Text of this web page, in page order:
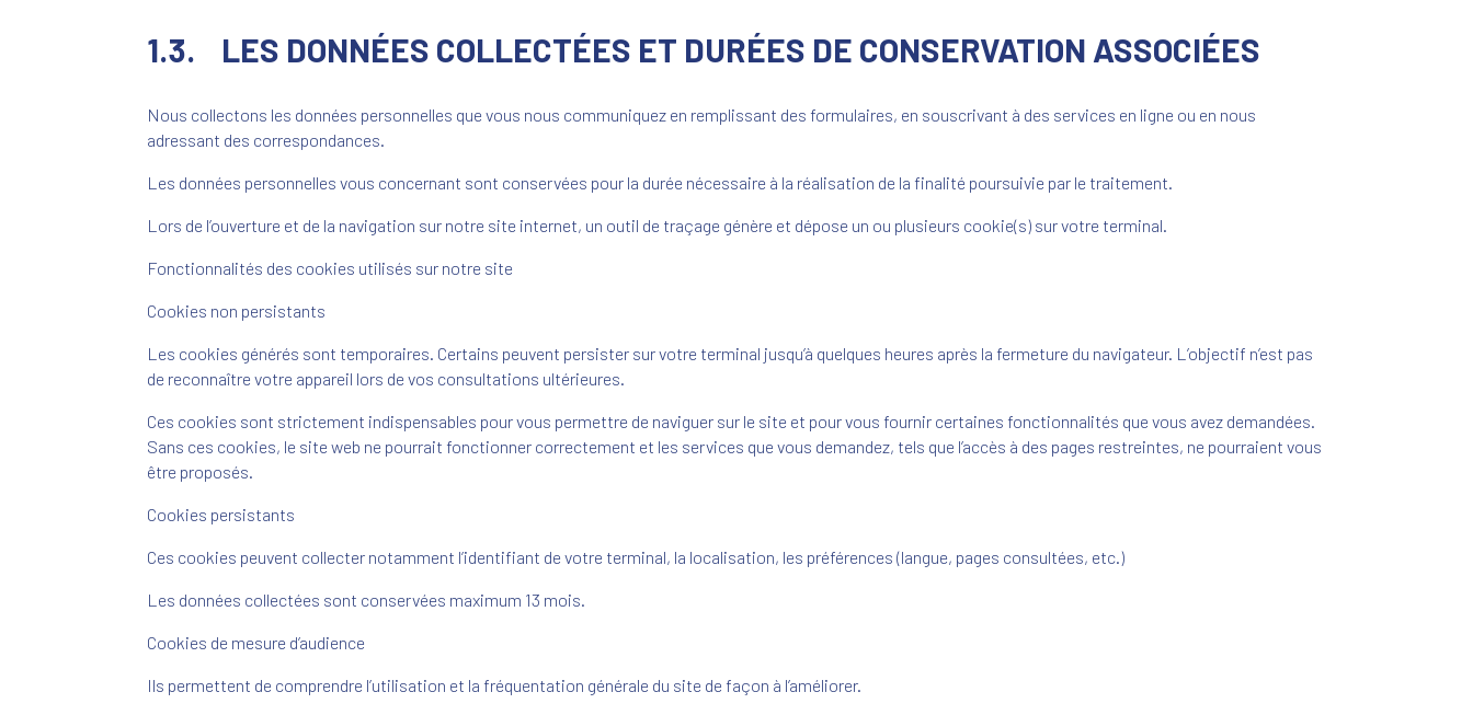
1.3. LES DONNÉES COLLECTÉES ET DURÉES DE CONSERVATION ASSOCIÉES
Nous collectons les données personnelles que vous nous communiquez en remplissant des formulaires, en souscrivant à des services en ligne ou en nous
adressant des correspondances.
Les données personnelles vous concernant sont conservées pour la durée nécessaire à la réalisation de la finalité poursuivie par le traitement.
Lors de l’ouverture et de la navigation sur notre site internet, un outil de traçage génère et dépose un ou plusieurs cookie(s) sur votre terminal.
Fonctionnalités des cookies utilisés sur notre site
Cookies non persistants
Les cookies générés sont temporaires. Certains peuvent persister sur votre terminal jusqu’à quelques heures après la fermeture du navigateur. L’objectif n’est pas
de reconnaître votre appareil lors de vos consultations ultérieures.
Ces cookies sont strictement indispensables pour vous permettre de naviguer sur le site et pour vous fournir certaines fonctionnalités que vous avez demandées.
Sans ces cookies, le site web ne pourrait fonctionner correctement et les services que vous demandez, tels que l’accès à des pages restreintes, ne pourraient vous
être proposés.
Cookies persistants
Ces cookies peuvent collecter notamment l’identifiant de votre terminal, la localisation, les préférences (langue, pages consultées, etc.)
Les données collectées sont conservées maximum 13 mois.
Cookies de mesure d’audience
Ils permettent de comprendre l’utilisation et la fréquentation générale du site de façon à l’améliorer.